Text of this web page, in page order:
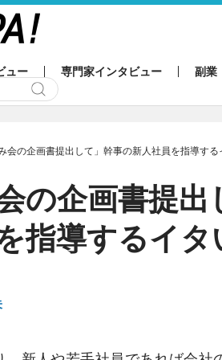
ュー 専門家インタビュー 副業
み会の企画書提出して」幹事の新人社員を指導す
会の企画書提
指導するイタ